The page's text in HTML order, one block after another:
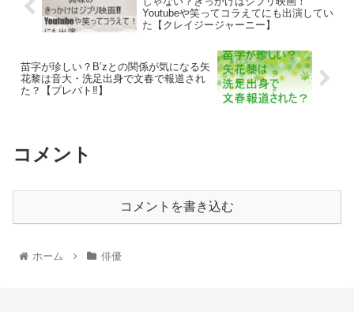
Youtubeや笑ってコラえてにも出演してい
た【クレイジージャーニー】
苗字が珍しい？B’zとの関係が気になる矢
花黎は音大・洗足出身で文春で報道され
た？【プレバト‼︎】
コメント
コメントを書き込む
ホーム 俳優